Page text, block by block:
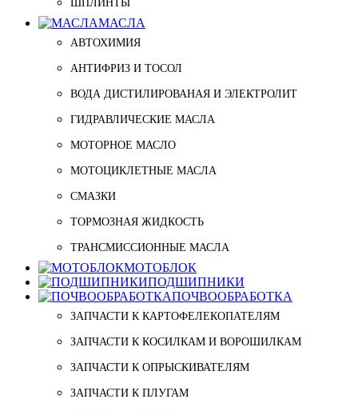
ШПЛИНТЫ
МАСЛА
АВТОХИМИЯ
АНТИФРИЗ И ТОСОЛ
ВОДА ДИСТИЛИРОВАНАЯ И ЭЛЕКТРОЛИТ
ГИДРАВЛИЧЕСКИЕ МАСЛА
МОТОРНОЕ МАСЛО
МОТОЦИКЛЕТНЫЕ МАСЛА
СМАЗКИ
ТОРМОЗНАЯ ЖИДКОСТЬ
ТРАНСМИССИОННЫЕ МАСЛА
МОТОБЛОК
ПОДШИПНИКИ
ПОЧВООБРАБОТКА
ЗАПЧАСТИ К КАРТОФЕЛЕКОПАТЕЛЯМ
ЗАПЧАСТИ К КОСИЛКАМ И ВОРОШИЛКАМ
ЗАПЧАСТИ К ОПРЫСКИВАТЕЛЯМ
ЗАПЧАСТИ К ПЛУГАМ